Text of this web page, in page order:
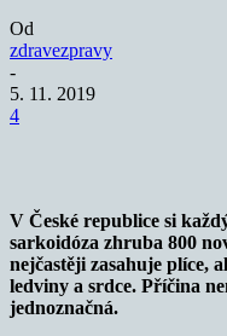
Od
zdravezpravy
-
5. 11. 2019
4
V České republice si
sarkoidóza zhruba 800
nejčastěji zasahuje plíce,
ledviny a srdce. Příčina
jednoznačná.